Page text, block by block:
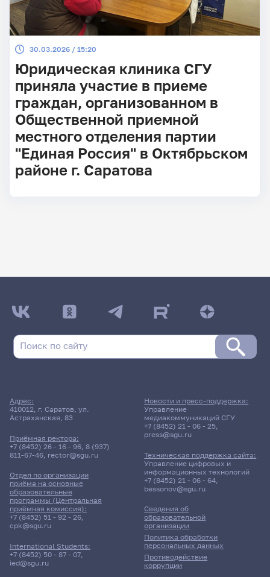
30.03.2026 / 15:20
Юридическая клиника СГУ
приняла участие в приеме
граждан, организованном в
Общественной приемной
местного отделения партии
"Единая Россия" в Октябрьском
районе г. Саратова
Адрес:
410012, г. Саратов, ул.
Астраханская, 83
Приёмная ректора:
+7 (8452) 26 - 16 - 96, 8 (937)
811-67-46, rector@sgu.ru
Отдел по организации
приёма на основные
образовательные
программы (Центральная
приёмная комиссия):
+7 (8452) 51 - 92 - 26,
cpk@sgu.ru
International Students:
+7 (8452) 50 - 87 - 07,
ied@sgu.ru
Сведения об
образовательной
организации
Политика обработки
персональных данных
Противодействие
коррупции
Новости и пресс-поддержка:
Управление
медиакоммуникаций СГУ
+7 (8452) 21 - 06 - 25,
press@sgu.ru
Техническая поддержка сайта:
Управление цифровых и
информационных технологий
+7 (8452) 21 - 06 - 64,
bessonov@sgu.ru